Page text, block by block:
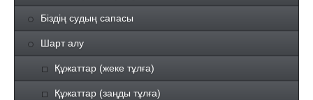
Біздің судың сапасы
Шарт алу
Құжаттар (жеке тұлға)
Құжаттар (заңды тұлға)